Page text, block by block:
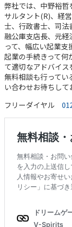
弊社では、中野裕
サルタント(R)、経
士、行政書士、司
融公庫支店長、元
って、幅広い起業支
起業の手続きって何
て適切なアドバイス
無料相談も行って
い合わせお待ちして
フリーダイヤル